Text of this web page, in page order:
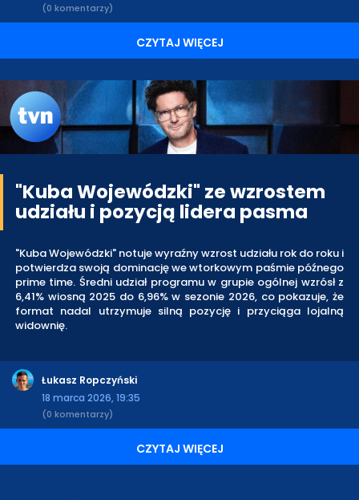
(0 komentarzy)
CZYTAJ WIĘCEJ
"Kuba Wojewódzki" ze wzrostem
udziału i pozycją lidera pasma
"Kuba Wojewódzki" notuje wyraźny wzrost udziału rok do roku i
potwierdza swoją dominację we wtorkowym paśmie późnego
prime time. Średni udział programu w grupie ogólnej wzrósł z
6,41% wiosną 2025 do 6,96% w sezonie 2026, co pokazuje, że
format nadal utrzymuje silną pozycję i przyciąga lojalną
widownię.
Łukasz Ropczyński
18 marca 2026, 19:35
(0 komentarzy)
CZYTAJ WIĘCEJ